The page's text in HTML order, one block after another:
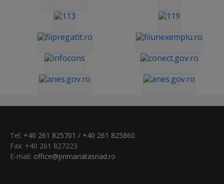
Tel: +40 261 825701 / +40 261 825860
Fax: +40 261 827223
E-mail: office@primariatasnad.ro